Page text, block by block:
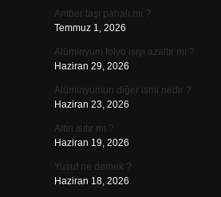
Amber taşı pahalı mı ?
Temmuz 1, 2026
Alüminyum folyo ısıyı azaltır mı ?
Haziran 29, 2026
Alüminyumun diğer ismi nedir ?
Haziran 23, 2026
Altın ısıtır mı ?
Haziran 19, 2026
Yusuf ne demek ?
Haziran 18, 2026